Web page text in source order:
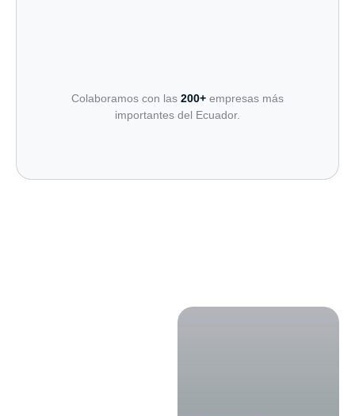
Colaboramos con las 200+ empresas más
importantes del Ecuador.